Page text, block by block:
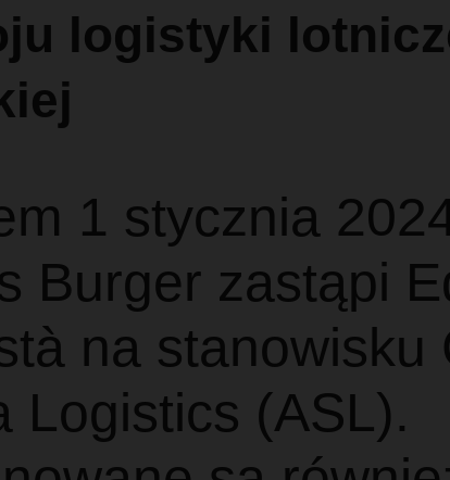
logistyki
1 stycznia
Burger zastąpi
na stanowisku
Logistics (ASL).